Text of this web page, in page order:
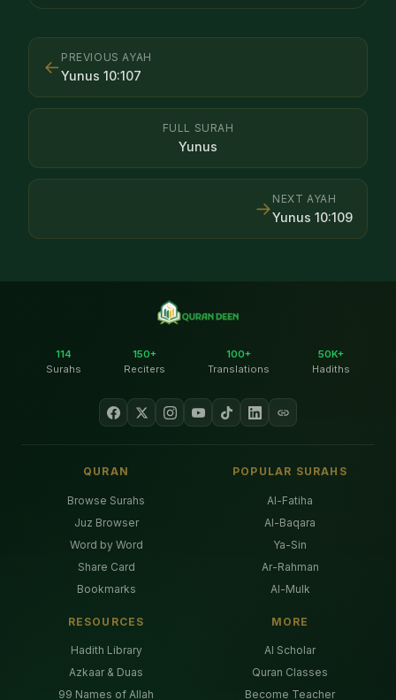
← PREVIOUS AYAH
Yunus 10:107
FULL SURAH
Yunus
NEXT AYAH
Yunus 10:109
→
114
Surahs
150+
Reciters
100+
Translations
50K+
Hadiths
QURAN
Browse Surahs
Juz Browser
Word by Word
Share Card
Bookmarks
POPULAR SURAHS
Al-Fatiha
Al-Baqara
Ya-Sin
Ar-Rahman
Al-Mulk
RESOURCES
Hadith Library
Azkaar & Duas
99 Names of Allah
MORE
AI Scholar
Quran Classes
Become Teacher